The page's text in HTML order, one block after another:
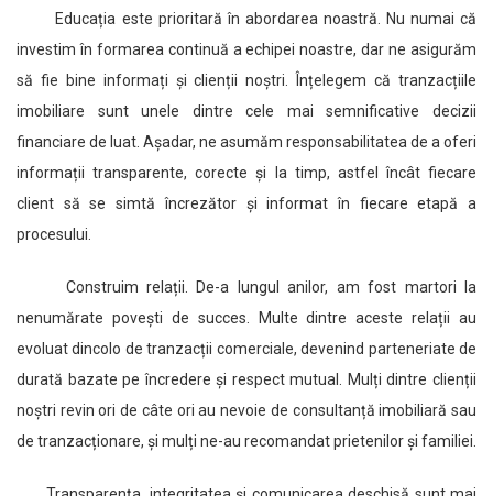
Educația este prioritară în abordarea noastră. Nu numai că
investim în formarea continuă a echipei noastre, dar ne asigurăm
să fie bine informați și clienții noștri. Înțelegem că tranzacțiile
imobiliare sunt unele dintre cele mai semnificative decizii
financiare de luat. Așadar, ne asumăm responsabilitatea de a oferi
informații transparente, corecte și la timp, astfel încât fiecare
client să se simtă încrezător și informat în fiecare etapă a
procesului.
Construim relații. De-a lungul anilor, am fost martori la
nenumărate povești de succes. Multe dintre aceste relații au
evoluat dincolo de tranzacții comerciale, devenind parteneriate de
durată bazate pe încredere și respect mutual. Mulți dintre clienții
noștri revin ori de câte ori au nevoie de consultanță imobiliară sau
de tranzacționare, și mulți ne-au recomandat prietenilor și familiei.